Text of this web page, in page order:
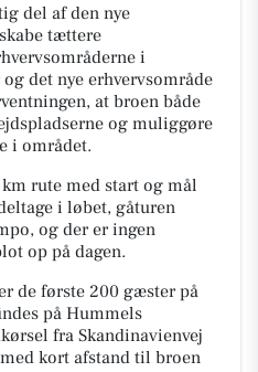
del af den nye
tættere
i
det nye erhvervsområde
at broen både
og muliggøre
i området.
rute med start og mål
i løbet, gåturen
og der er ingen
op på dagen.
de første 200 gæster på
på Hummels
fra Skandinavienvej
kort afstand til broen